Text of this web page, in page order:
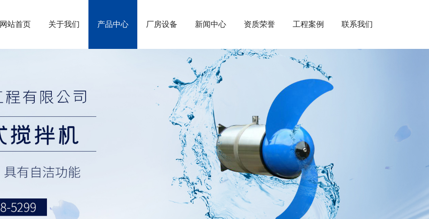
网站首页 关于我们 产品中心 厂房设备 新闻中心 资质荣誉 工程案例 联系我们